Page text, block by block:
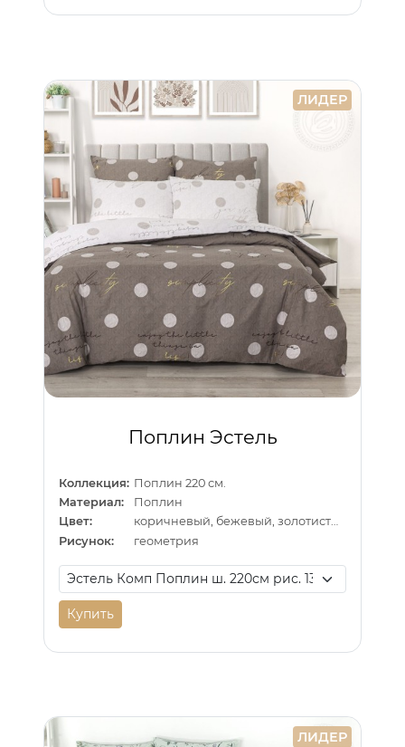
ЛИДЕР
Поплин Эстель
Коллекция: Поплин 220 см.
Материал:
Поплин
Цвет:
коричневый, бежевый, золотистый
Рисунок:
геометрия
Купить
ЛИДЕР